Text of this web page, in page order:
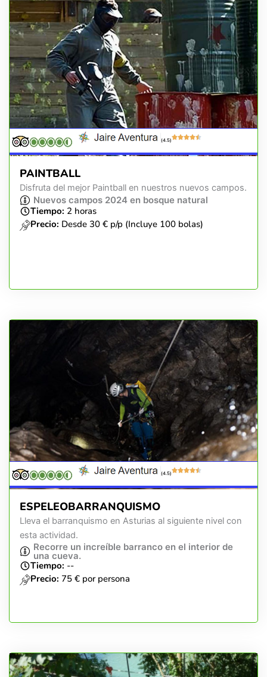
(4.5)
PAINTBALL
Disfruta del mejor Paintball en nuestros nuevos campos.
Nuevos campos 2024 en bosque natural
Tiempo: 2 horas
Precio: Desde 30 € p/p (Incluye 100 bolas)
(4.5)
ESPELEOBARRANQUISMO
Lleva el barranquismo en Asturias al siguiente nivel con
esta actividad.
Recorre un increíble barranco en el interior de
una cueva.
Tiempo: --
Precio: 75 € por persona